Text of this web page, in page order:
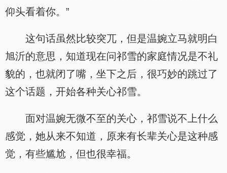
仰头看着你。”
这句话虽然比较突兀，但是温婉立马就明白
旭沂的意思，知道现在问祁雪的家庭情况是不礼
貌的，也就闭了嘴，坐下之后，很巧妙的跳过了
这个话题，开始各种关心祁雪。
面对温婉无微不至的关心，祁雪说不上什么
感觉，她从来不知道，原来有长辈关心是这种感
觉，有些尴尬，但也很幸福。